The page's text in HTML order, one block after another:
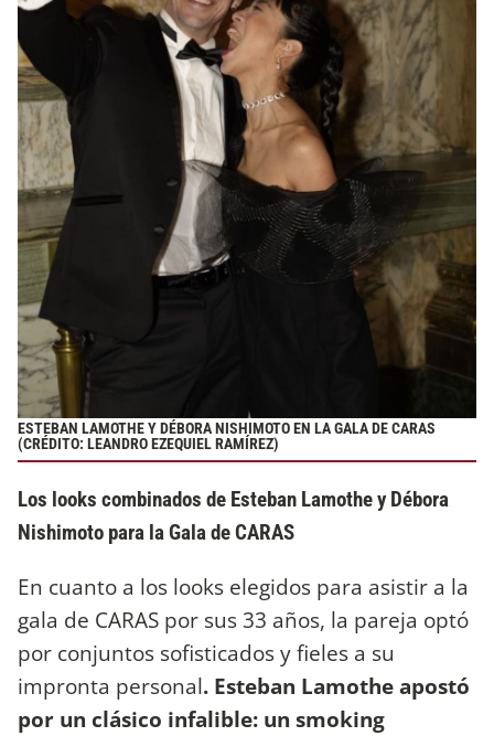
ESTEBAN LAMOTHE Y DÉBORA NISHIMOTO EN LA GALA DE CARAS
(CRÉDITO: LEANDRO EZEQUIEL RAMÍREZ)
Los looks combinados de Esteban Lamothe y Débora
Nishimoto para la Gala de CARAS
En cuanto a los looks elegidos para asistir a la
gala de CARAS por sus 33 años, la pareja optó
por conjuntos sofisticados y fieles a su
impronta personal. Esteban Lamothe apostó
por un clásico infalible: un smoking